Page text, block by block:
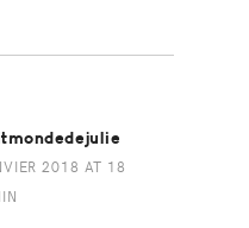
2018 AT 18